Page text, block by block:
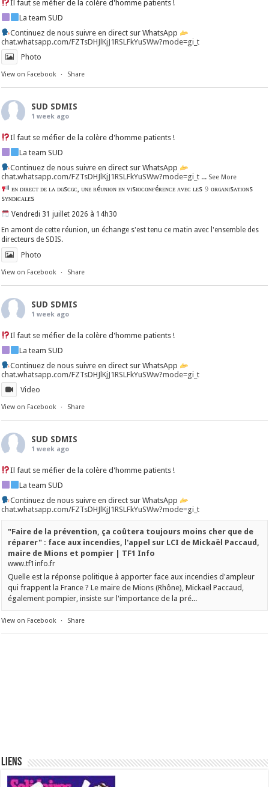
Il faut se méfier de la colère d'homme patients !
La team SUD
Continuez de nous suivre en direct sur WhatsApp
chat.whatsapp.com/FZTsDHJlKjJ1RSLFkYuSWw?mode=gi_t
Photo
View on Facebook · Share
SUD SDMIS
1 week ago
Il faut se méfier de la colère d'homme patients !
La team SUD
Continuez de nous suivre en direct sur WhatsApp
chat.whatsapp.com/FZTsDHJlKjJ1RSLFkYuSWw?mode=gi_t
ᴇɴ ᴅɪʀᴇᴄᴛ ᴅᴇ ʟᴀ ᴅɢsᴄɢᴄ, ᴜɴᴇ ʀéᴜɴɪᴏɴ ᴇɴ ᴠɪsɪᴏᴄᴏɴғéʀᴇɴᴄᴇ ᴀᴠᴇᴄ ʟᴇs 𝟿 ᴏʀɢᴀɴɪsᴀᴛɪᴏɴs
sʏɴᴅɪᴄᴀʟᴇs
Vendredi 31 juillet 2026 à 14h30
En amont de cette réunion, un échange s'est tenu ce matin avec l'ensemble des
directeurs de SDIS.
... See More
Photo
View on Facebook · Share
SUD SDMIS
1 week ago
Il faut se méfier de la colère d'homme patients !
La team SUD
Continuez de nous suivre en direct sur WhatsApp
chat.whatsapp.com/FZTsDHJlKjJ1RSLFkYuSWw?mode=gi_t
Video
View on Facebook · Share
SUD SDMIS
1 week ago
Il faut se méfier de la colère d'homme patients !
La team SUD
Continuez de nous suivre en direct sur WhatsApp
chat.whatsapp.com/FZTsDHJlKjJ1RSLFkYuSWw?mode=gi_t
"Faire de la prévention, ça coûtera toujours moins cher que de
réparer" : face aux incendies, l'appel sur LCI de Mickaël Paccaud,
maire de Mions et pompier | TF1 Info
www.tf1info.fr
Quelle est la réponse politique à apporter face aux incendies d'ampleur
qui frappent la France ? Le maire de Mions (Rhône), Mickaël Paccaud,
également pompier, insiste sur l'importance de la pré...
View on Facebook · Share
Liens